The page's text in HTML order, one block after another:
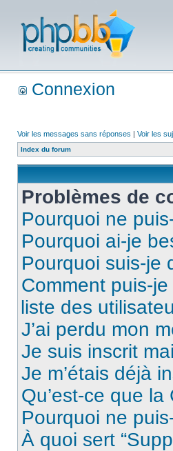
Connexion
Voir les messages sans réponses | Voir les
Index du forum
Problèmes de
Pourquoi ne
Pourquoi ai-je
Pourquoi suis-je
Comment puis-
liste des
J’ai perdu mon
Je suis inscrit
Je m’étais déjà
Qu’est-ce que la
Pourquoi ne
À quoi sert